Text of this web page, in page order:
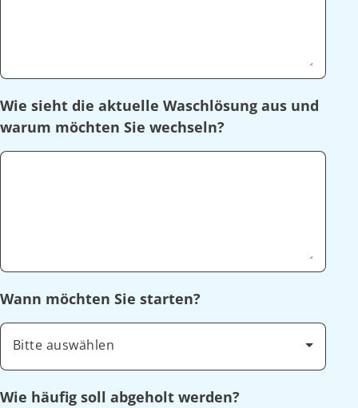
Wie sieht die aktuelle Waschlösung aus und
warum möchten Sie wechseln?
Wann möchten Sie starten?
Bitte auswählen
Wie häufig soll abgeholt werden?